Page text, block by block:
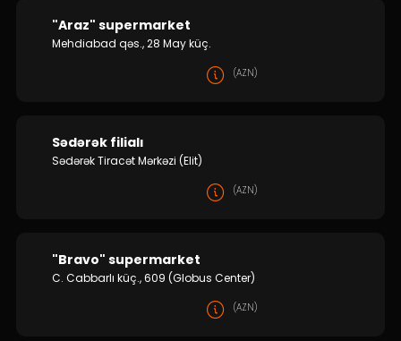
"Araz" supermarket
Mehdiabad qəs., 28 May küç.
(AZN)
Sədərək filialı
Sədərək Tiracət Mərkəzi (Elit)
(AZN)
"Bravo" supermarket
C. Cabbarlı küç., 609 (Globus Center)
(AZN)